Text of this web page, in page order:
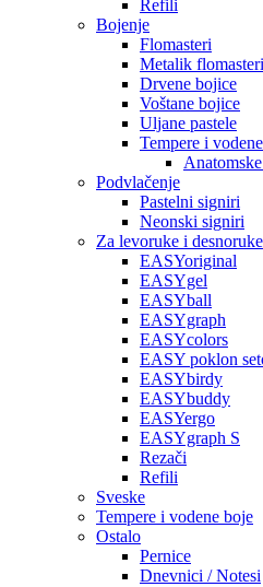
Refili
Bojenje
Flomasteri
Metalik flomasteri
Drvene bojice
Voštane bojice
Uljane pastele
Tempere i
Podvlačenje
Pastelni signiri
Neonski signiri
Za levoruke i desnoruke
EASYoriginal
EASYgel
EASYball
EASYgraph
EASYcolors
EASY poklon
EASYbirdy
EASYbuddy
EASYergo
EASYgraph S
Rezači
Refili
Sveske
Tempere i vodene boje
Ostalo
Pernice
Dnevnici / Notesi